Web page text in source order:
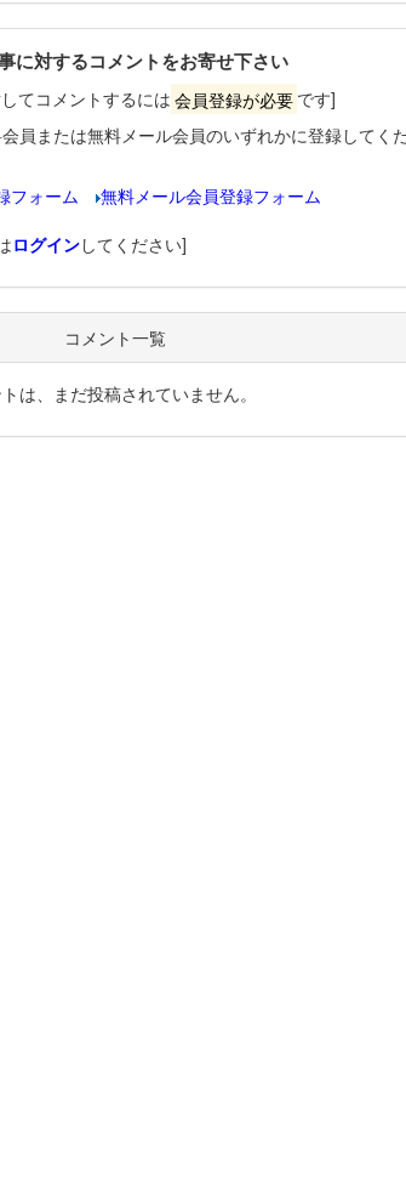
に対するコメントをお寄せ下さい
てコメントするには会員登録が必要 です]
員または無料メール会員のいずれかに登録してく
フォーム
無料メール会員登録フォーム
ログインしてください]
コメント一覧
は、まだ投稿されていません。